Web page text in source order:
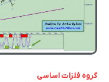
گروه فلزات اساسی